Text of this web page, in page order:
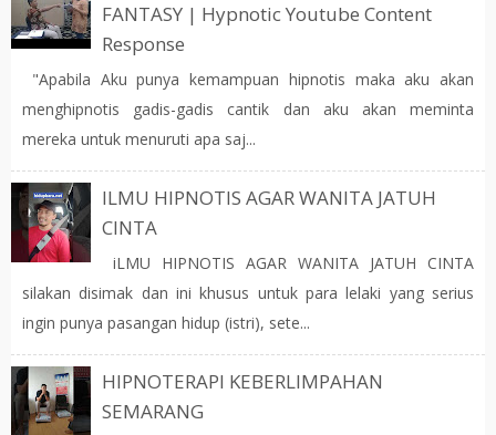
FANTASY | Hypnotic Youtube Content
Response
"Apabila Aku punya kemampuan hipnotis maka aku akan
menghipnotis gadis-gadis cantik dan aku akan meminta
mereka untuk menuruti apa saj...
ILMU HIPNOTIS AGAR WANITA JATUH
CINTA
iLMU HIPNOTIS AGAR WANITA JATUH CINTA
silakan disimak dan ini khusus untuk para lelaki yang serius
ingin punya pasangan hidup (istri), sete...
HIPNOTERAPI KEBERLIMPAHAN
SEMARANG